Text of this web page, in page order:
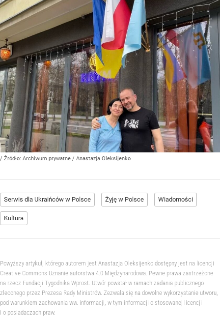
/ Źródło: Archiwum prywatne / Anastazja Oleksijenko
Serwis dla Ukraińców w Polsce Żyję w Polsce Wiadomości
Kultura
Powyższy artykuł, którego autorem jest Anastazja Oleksijenko dostępny jest na licencji
Creative Commons Uznanie autorstwa 4.0 Międzynarodowa. Pewne prawa zastrzeżone
na rzecz Fundacji Tygodnika Wprost. Utwór powstał w ramach zadania publicznego
zleconego przez Prezesa Rady Ministrów. Zezwala się na dowolne wykorzystanie utworu,
pod warunkiem zachowania ww. informacji, w tym informacji o stosowanej licencji
i o posiadaczach praw.